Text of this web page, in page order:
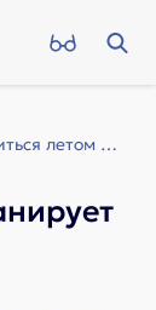
Треть жителей ПФО планирует отправиться летом в путешествие